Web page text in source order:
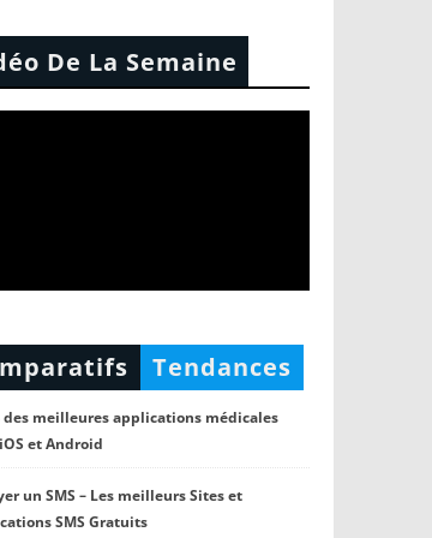
De La Semaine
Tendances
des meilleures applications médicales
et Android
un SMS – Les meilleurs Sites et
SMS Gratuits